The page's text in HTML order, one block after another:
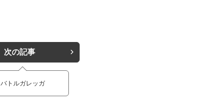
次の記事
バトルガレッガ